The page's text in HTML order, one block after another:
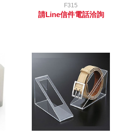
F315
請Line信件電話洽詢